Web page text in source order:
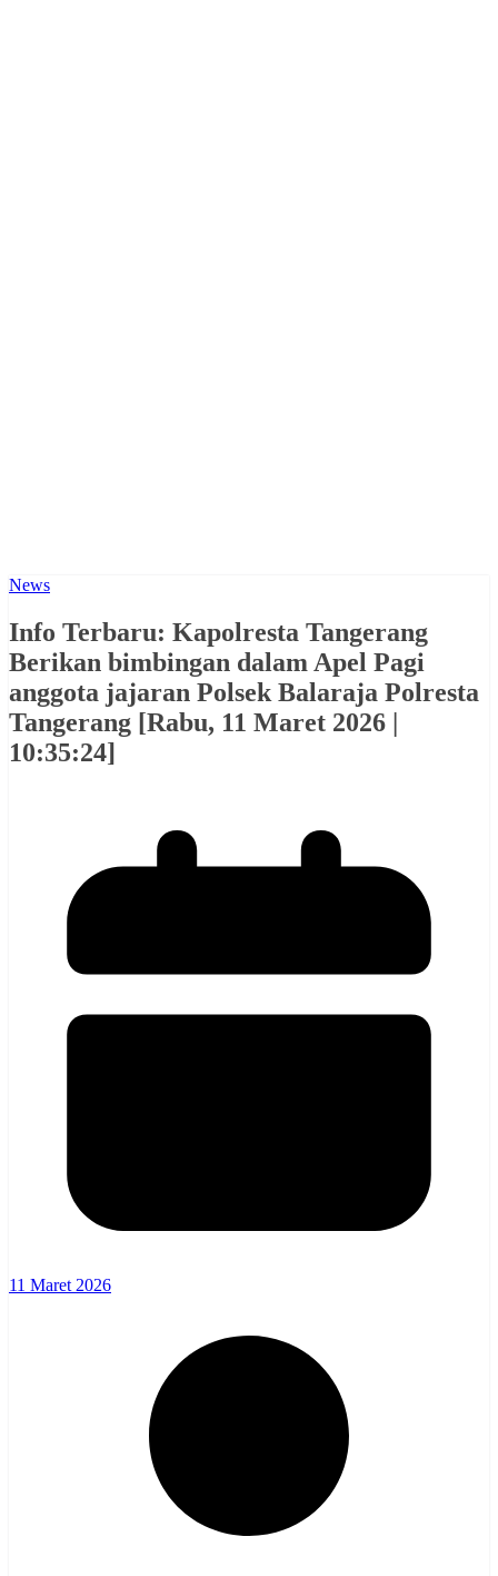
News
Info Terbaru: Kapolresta Tangerang
Berikan bimbingan dalam Apel Pagi
anggota jajaran Polsek Balaraja Polresta
Tangerang [Rabu, 11 Maret 2026 |
10:35:24]
11 Maret 2026